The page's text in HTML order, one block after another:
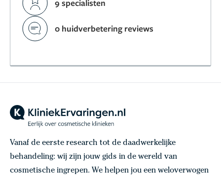
9 specialisten
0 huidverbetering reviews
Vanaf de eerste research tot de daadwerkelijke
behandeling: wij zijn jouw gids in de wereld van
cosmetische ingrepen. We helpen jou een weloverwogen